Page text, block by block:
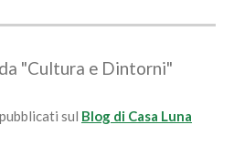
"Cultura e Dintorni"
sul Blog di Casa Luna